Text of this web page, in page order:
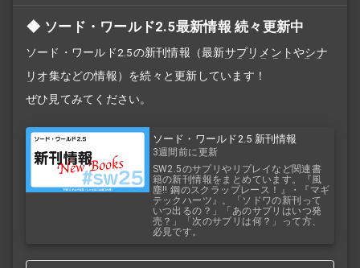
ソード・ワールド2.5最新情報 続々更新中
ソード・ワールド2.5の新刊情報（最新サプリメントやシナ
リオ集などの情報）を続々と更新しています！
ぜひ見てみてください。
ソード・ワールド2.5 新刊情報
3週間前に更新
SW2.5のサプリやリプレイなど関連書
籍の新刊情報をまとめています。『風
塵!! 鋼のスクラップレース！』・『マギ
テックハーツ』。「ソドワの新刊って
いつ出るの？」「あのサプリはいつ発
売？」「次のサプリは何？」って方、
必見です。